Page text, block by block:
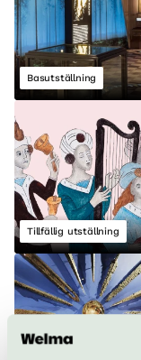
Basutställning
Tillfällig utställning